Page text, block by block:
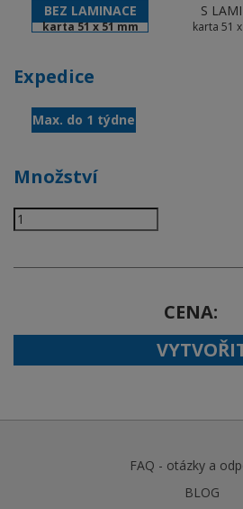
BEZ LAMINACE
karta 51 x 51 mm
S
karta 51
Expedice
Max. do 1 týdne
Množství
CENA
FAQ - otázky a
BLOG